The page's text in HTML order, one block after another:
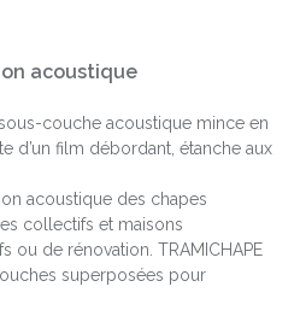
acoustique
couche acoustique mince en
d’un film débordant, étanche aux
acoustique des chapes
collectifs et maisons
ou de rénovation. TRAMICHAPE
superposées pour